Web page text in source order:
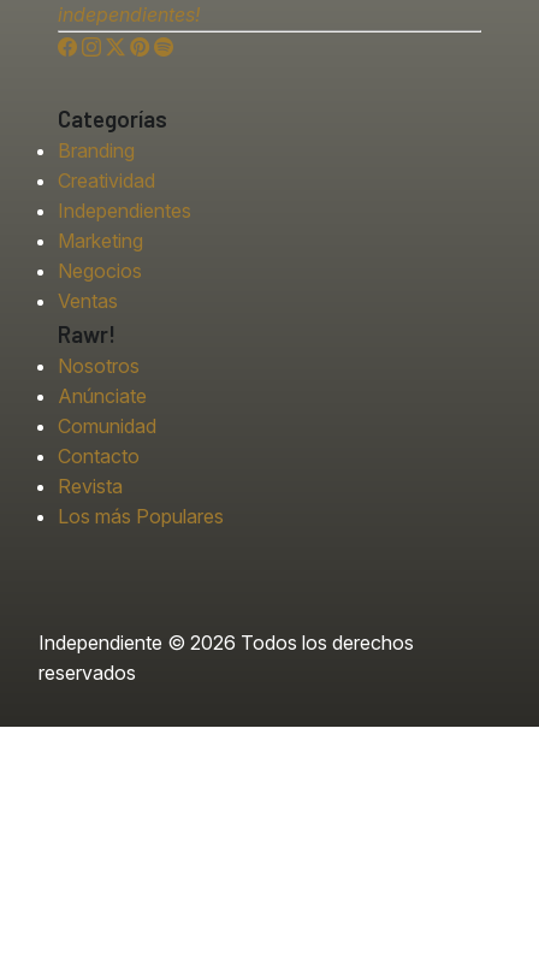
independientes!
Categorías
Branding
Creatividad
Independientes
Marketing
Negocios
Ventas
Rawr!
Nosotros
Anúnciate
Comunidad
Contacto
Revista
Los más Populares
Independiente © 2026 Todos los derechos
reservados